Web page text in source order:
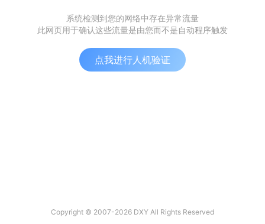
系统检测到您的网络中存在异常流量
此网页用于确认这些流量是由您而不是自动程序触发
点我进行人机验证
Copyright © 2007-2026 DXY All Rights Reserved